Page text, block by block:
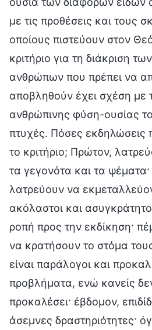
με τις προθέσεις και τους
οποίους πιστεύουν στον
κριτήριο για τη διάκριση
ανθρώπων που πρέπει να
αποβληθούν έχει σχέση με
ανθρώπινης φύση-ουσίας
πτυχές. Πόσες εκδηλώσεις
το κριτήριο; Πρώτον,
τα γεγονότα και τα ψέματα·
λατρεύουν να
ακόλαστοι και
ροπή προς την εκδίκηση·
να κρατήσουν το στόμα
είναι παράλογοι και
προβλήματα, ενώ κανείς
προκαλέσει· έβδομον,
άσεμνες δραστηριότητες·